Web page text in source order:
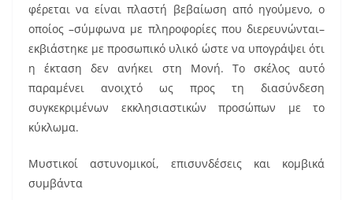
φέρεται να είναι πλαστή βεβαίωση από ηγούμενο, ο
οποίος –σύμφωνα με πληροφορίες που διερευνώνται–
εκβιάστηκε με προσωπικό υλικό ώστε να υπογράψει ότι
η έκταση δεν ανήκει στη Μονή. Το σκέλος αυτό
παραμένει ανοιχτό ως προς τη διασύνδεση
συγκεκριμένων εκκλησιαστικών προσώπων με το
κύκλωμα.
Μυστικοί αστυνομικοί, επισυνδέσεις και κομβικά
συμβάντα